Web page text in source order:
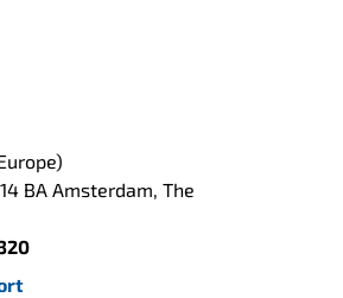
BA Amsterdam, The